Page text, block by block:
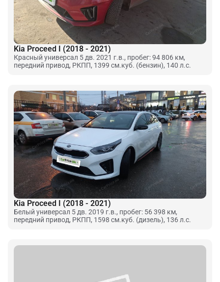
Kia Proceed I (2018 - 2021)
Красный универсал 5 дв. 2021 г.в., пробег: 94 806 км,
передний привод, РКПП, 1399 см.куб. (бензин), 140 л.с.
Kia Proceed I (2018 - 2021)
Белый универсал 5 дв. 2019 г.в., пробег: 56 398 км,
передний привод, РКПП, 1598 см.куб. (дизель), 136 л.с.